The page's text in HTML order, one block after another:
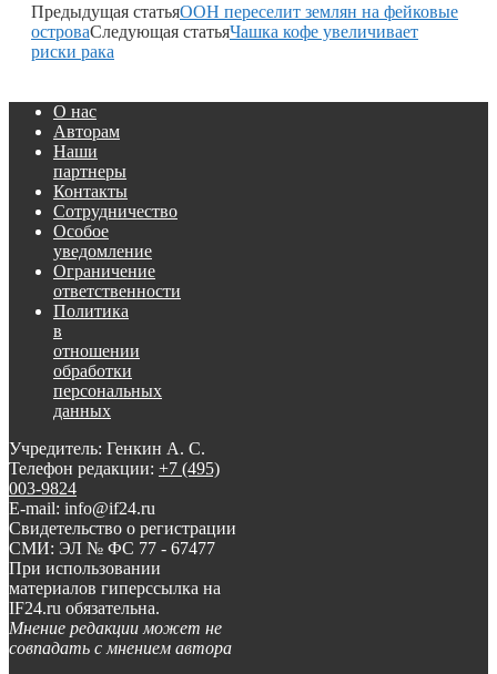
Предыдущая статьяООН переселит землян на фейковые
островаСледующая статьяЧашка кофе увеличивает
риски рака
О нас
Авторам
Наши
партнеры
Контакты
Сотрудничество
Особое
уведомление
Ограничение
ответственности
Политика
в
отношении
обработки
персональных
данных
Учредитель: Генкин А. С.
Телефон редакции: +7 (495)
003-9824
E-mail: info@if24.ru
Свидетельство о регистрации
СМИ: ЭЛ № ФС 77 - 67477
При использовании
материалов гиперссылка на
IF24.ru обязательна.
Мнение редакции может не
совпадать с мнением автора